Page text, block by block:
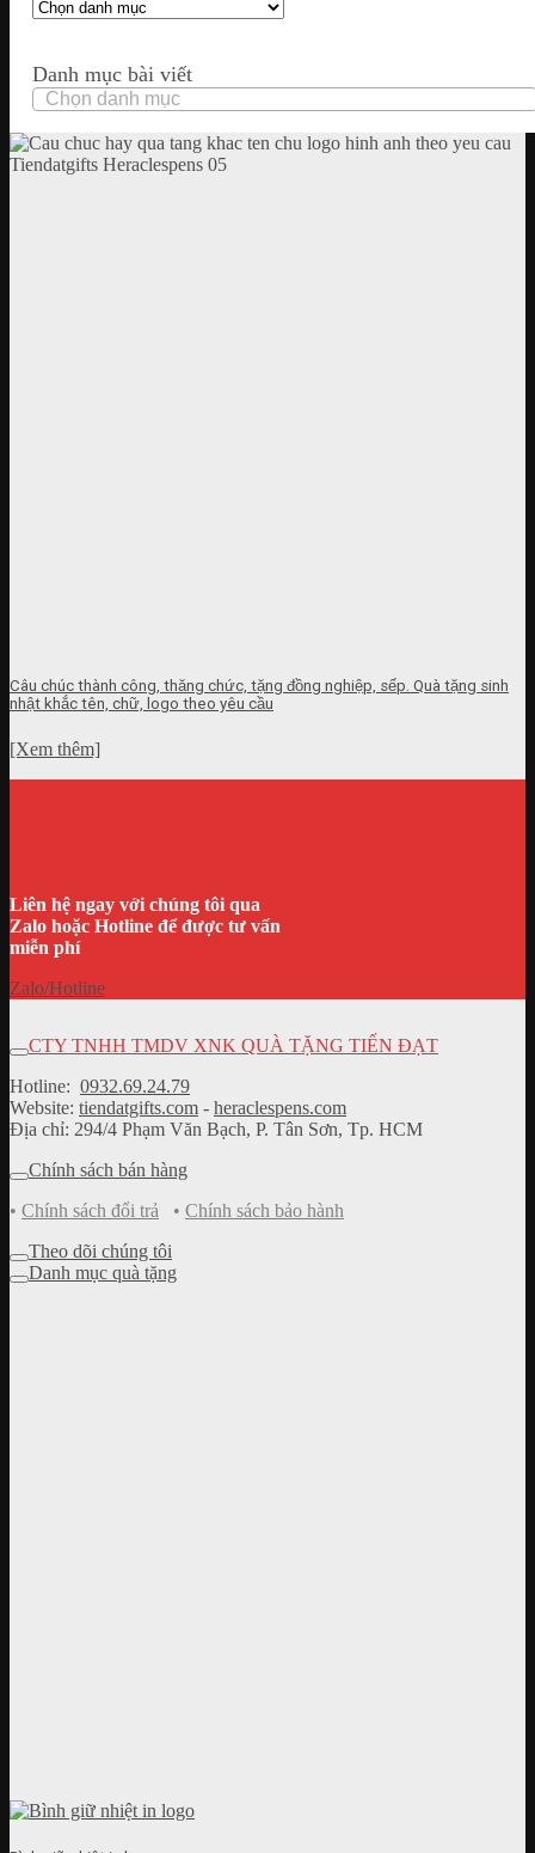
Danh mục bài viết
Danh
mục
bài
viết
Câu chúc thành công, thăng chức, tặng đồng nghiệp, sếp. Quà tặng sinh
nhật khắc tên, chữ, logo theo yêu cầu
[Xem thêm]
Liên hệ ngay với chúng tôi qua
Zalo hoặc Hotline để được tư vấn
miễn phí
Zalo/Hotline
CTY TNHH TMDV XNK QUÀ TẶNG TIẾN ĐẠT
Hotline: 0932.69.24.79
Website: tiendatgifts.com - heraclespens.com
Địa chỉ: 294/4 Phạm Văn Bạch, P. Tân Sơn, Tp. HCM
Chính sách bán hàng
• Chính sách đổi trả • Chính sách bảo hành
Theo dõi chúng tôi
Danh mục quà tặng